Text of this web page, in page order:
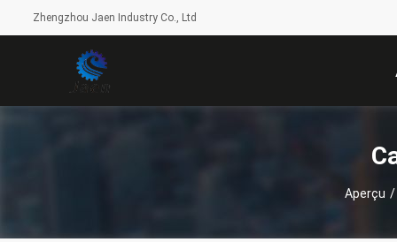
Zhengzhou Jaen Industry Co., Ltd
Aperçu /